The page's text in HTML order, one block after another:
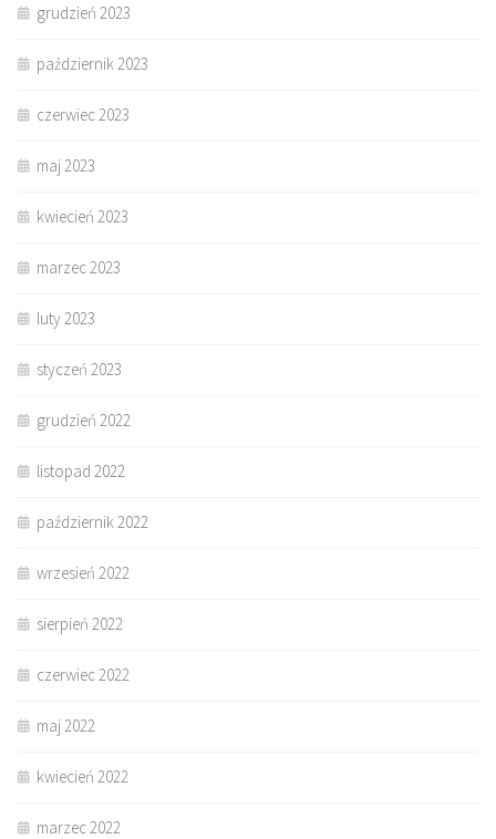
grudzień 2023
październik 2023
czerwiec 2023
maj 2023
kwiecień 2023
marzec 2023
luty 2023
styczeń 2023
grudzień 2022
listopad 2022
październik 2022
wrzesień 2022
sierpień 2022
czerwiec 2022
maj 2022
kwiecień 2022
marzec 2022